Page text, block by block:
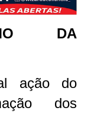
DA
ação do
dos